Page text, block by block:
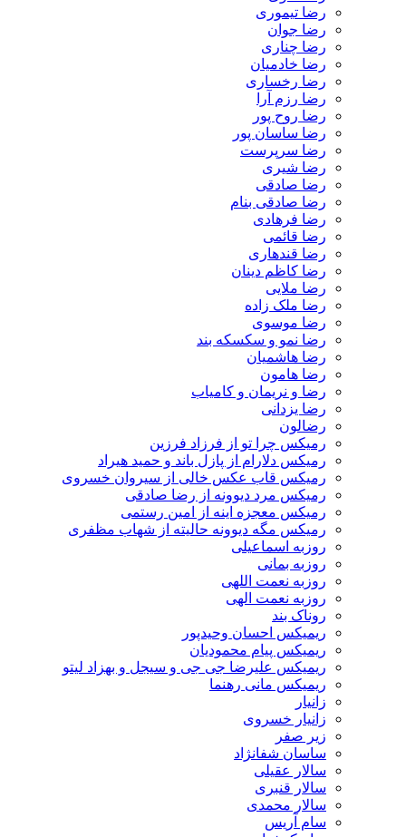
رضا تیموری
رضا جوان
رضا چناری
رضا خادمیان
رضا رخساری
رضا رزم آرا
رضا روح پور
رضا ساسان پور
رضا سرپرست
رضا شیری
رضا صادقی
رضا صادقی بنام
رضا فرهادی
رضا قائمی
رضا قندهاری
رضا کاظم دینان
رضا ملایی
رضا ملک زاده
رضا موسوی
رضا نمو و سکسکه بند
رضا هاشمیان
رضا هامون
رضا و نریمان و کامیاب
رضا یزدانی
رضالون
رمیکس چرا تو از فرزاد فرزین
رمیکس دلارام از پازل باند و حمید هیراد
رمیکس قاب عکس خالی از سیروان خسروی
رمیکس مرد دیوونه از رضا صادقی
رمیکس معجزه اینه از امین رستمی
رمیکس مگه دیوونه حالیته از شهاب مظفری
روزبه اسماعیلی
روزبه بمانی
روزبه نعمت اللهی
روزبه نعمت الهی
روناک بند
ریمیکس احسان وحیدپور
ریمیکس پیام محمودیان
ریمیکس علیرضا جی جی و سیجل و بهزاد لیتو
ریمیکس مانی رهنما
زانیار
زانیار خسروی
زیر صفر
ساسان شفانژاد
سالار عقیلی
سالار قنبری
سالار محمدی
سام آریس